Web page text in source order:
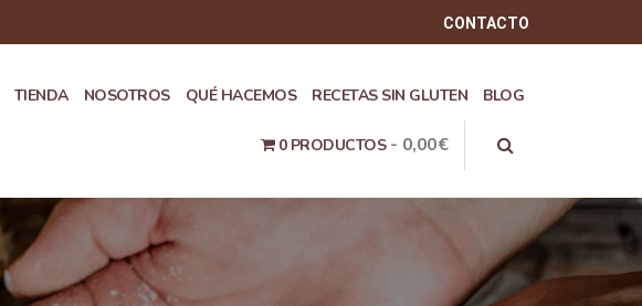
CONTACTO
TIENDA NOSOTROS QUÉ HACEMOS RECETAS SIN GLUTEN BLOG
0 PRODUCTOS 0,00€